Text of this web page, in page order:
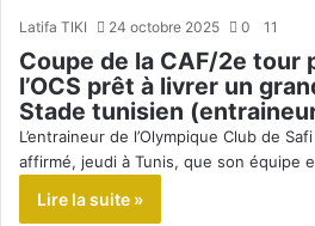
Latifa TIKI 24 octobre 2025 0 11
Coupe de la CAF/2e tour
l’OCS prêt à livrer un
Stade tunisien
L’entraineur de l’Olympique Club de
affirmé, jeudi à Tunis, que son équipe
Lire la suite »